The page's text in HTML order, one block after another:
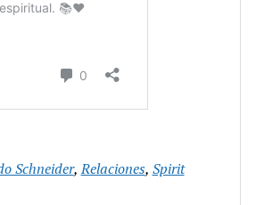
Schneider,Relaciones, Spirit